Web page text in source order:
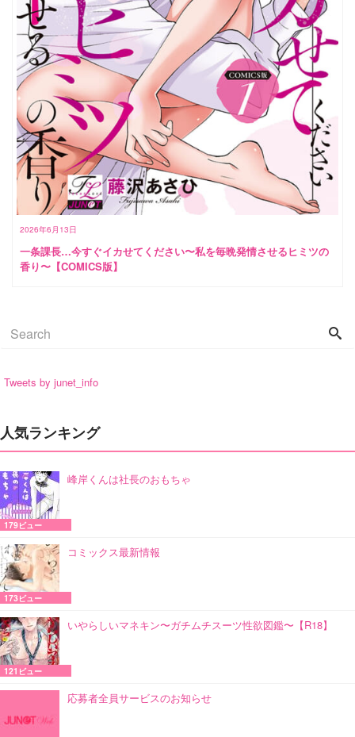
2026年6月13日
一条課長…今すぐイカせてください〜私を毎晩発情させるヒミツの
香り〜【COMICS版】
Tweets by junet_info
人気ランキング
峰岸くんは社長のおもちゃ
179ビュー
コミックス最新情報
173ビュー
いやらしいマネキン〜ガチムチスーツ性欲図鑑〜【R18】
121ビュー
応募者全員サービスのお知らせ